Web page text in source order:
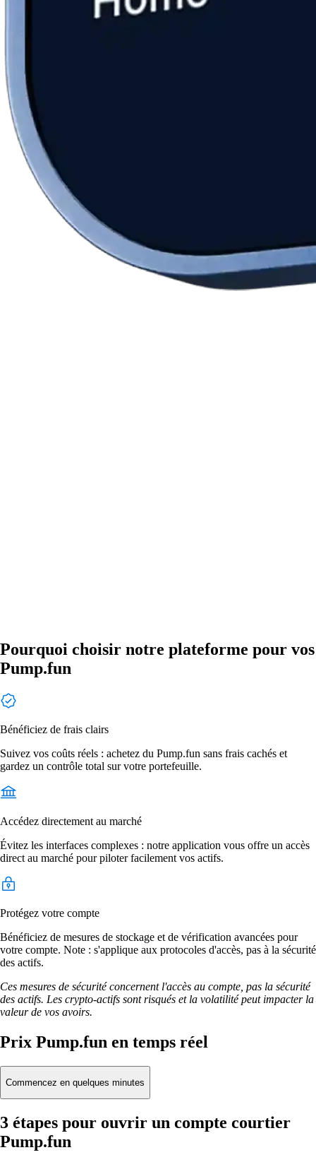
Pourquoi choisir notre plateforme pour vos
Pump.fun
Bénéficiez de frais clairs
Suivez vos coûts réels : achetez du Pump.fun sans frais cachés et
gardez un contrôle total sur votre portefeuille.
Accédez directement au marché
Évitez les interfaces complexes : notre application vous offre un accès
direct au marché pour piloter facilement vos actifs.
Protégez votre compte
Bénéficiez de mesures de stockage et de vérification avancées pour
votre compte. Note : s'applique aux protocoles d'accès, pas à la sécurité
des actifs.
Ces mesures de sécurité concernent l'accès au compte, pas la sécurité
des actifs. Les crypto-actifs sont risqués et la volatilité peut impacter la
valeur de vos avoirs.
Prix Pump.fun en temps réel
Commencez en quelques minutes
3 étapes pour ouvrir un compte courtier
Pump.fun